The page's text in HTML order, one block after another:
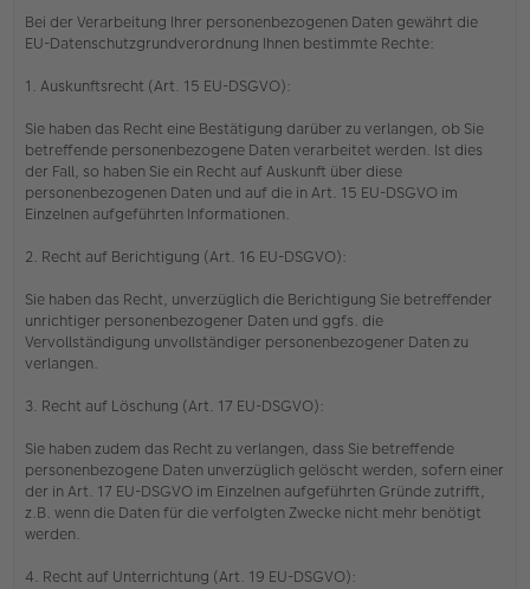
Bei der Verarbeitung Ihrer personenbezogenen Daten gewährt die
EU-Datenschutzgrundverordnung Ihnen bestimmte Rechte:
1. Auskunftsrecht (Art. 15 EU-DSGVO):
Sie haben das Recht eine Bestätigung darüber zu verlangen, ob Sie
betreffende personenbezogene Daten verarbeitet werden. Ist dies
der Fall, so haben Sie ein Recht auf Auskunft über diese
personenbezogenen Daten und auf die in Art. 15 EU-DSGVO im
Einzelnen aufgeführten Informationen.
2. Recht auf Berichtigung (Art. 16 EU-DSGVO):
Sie haben das Recht, unverzüglich die Berichtigung Sie betreffender
unrichtiger personenbezogener Daten und ggfs. die
Vervollständigung unvollständiger personenbezogener Daten zu
verlangen.
3. Recht auf Löschung (Art. 17 EU-DSGVO):
Sie haben zudem das Recht zu verlangen, dass Sie betreffende
personenbezogene Daten unverzüglich gelöscht werden, sofern einer
der in Art. 17 EU-DSGVO im Einzelnen aufgeführten Gründe zutrifft,
z.B. wenn die Daten für die verfolgten Zwecke nicht mehr benötigt
werden.
4. Recht auf Unterrichtung (Art. 19 EU-DSGVO):